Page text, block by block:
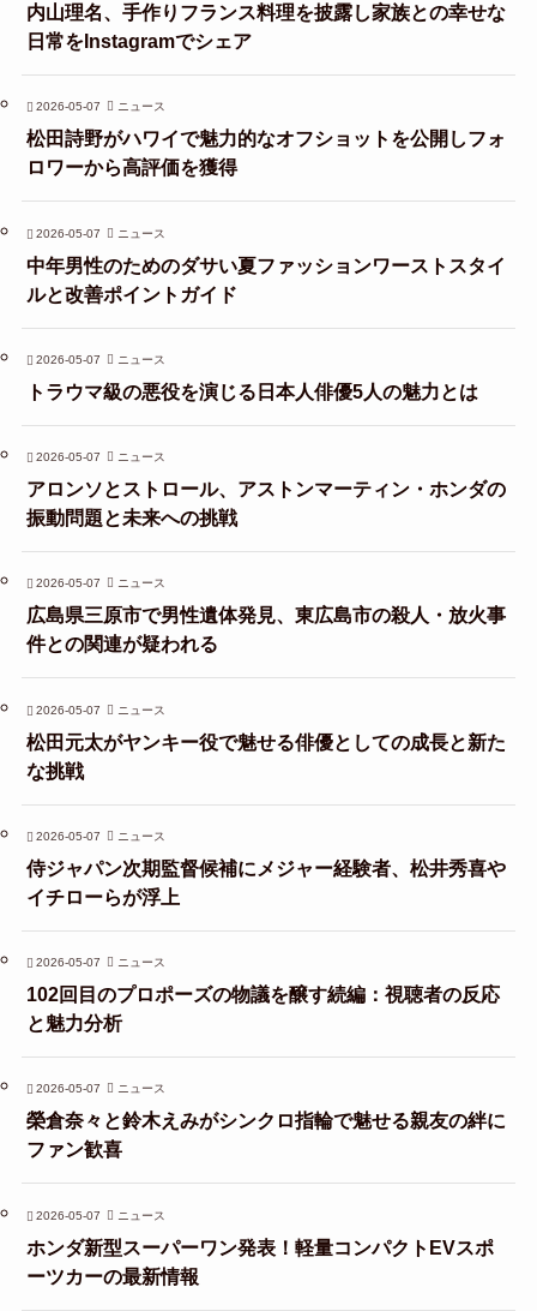
内山理名、手作りフランス料理を披露し家族との幸せな
日常をInstagramでシェア
2026-05-07 ニュース
松田詩野がハワイで魅力的なオフショットを公開しフォ
ロワーから高評価を獲得
2026-05-07 ニュース
中年男性のためのダサい夏ファッションワーストスタイ
ルと改善ポイントガイド
2026-05-07 ニュース
トラウマ級の悪役を演じる日本人俳優5人の魅力とは
2026-05-07 ニュース
アロンソとストロール、アストンマーティン・ホンダの
振動問題と未来への挑戦
2026-05-07 ニュース
広島県三原市で男性遺体発見、東広島市の殺人・放火事
件との関連が疑われる
2026-05-07 ニュース
松田元太がヤンキー役で魅せる俳優としての成長と新た
な挑戦
2026-05-07 ニュース
侍ジャパン次期監督候補にメジャー経験者、松井秀喜や
イチローらが浮上
2026-05-07 ニュース
102回目のプロポーズの物議を醸す続編：視聴者の反応
と魅力分析
2026-05-07 ニュース
榮倉奈々と鈴木えみがシンクロ指輪で魅せる親友の絆に
ファン歓喜
2026-05-07 ニュース
ホンダ新型スーパーワン発表！軽量コンパクトEVスポ
ーツカーの最新情報